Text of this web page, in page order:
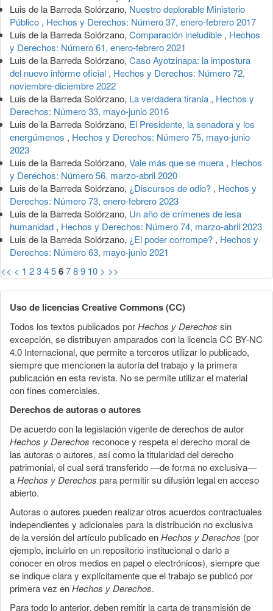
Luis de la Barreda Solórzano, Nuestro deplorable Ministerio
Público , Hechos y Derechos: Número 37, enero-febrero 2017
Luis de la Barreda Solórzano, Comparación ineludible , Hechos
y Derechos: Número 61, enero-febrero 2021
Luis de la Barreda Solórzano, Caso Ayotzinapa: la impostura
del nuevo informe oficial , Hechos y Derechos: Número 72,
noviembre-diciembre 2022
Luis de la Barreda Solórzano, La verdadera tiranía , Hechos y
Derechos: Número 33, mayo-junio 2016
Luis de la Barreda Solórzano, El Presidente, la senadora y los
energúmenos , Hechos y Derechos: Número 75, mayo-junio
2023
Luis de la Barreda Solórzano, Vale más que se muera , Hechos
y Derechos: Número 56, marzo-abril 2020
Luis de la Barreda Solórzano, ¿Discursos de odio? , Hechos y
Derechos: Número 73, enero-febrero 2023
Luis de la Barreda Solórzano, Un año de crímenes de lesa
humanidad , Hechos y Derechos: Número 74, marzo-abril 2023
Luis de la Barreda Solórzano, ¿El poder corrompe? , Hechos y
Derechos: Número 63, mayo-junio 2021
<< < 1 23456789 10 > >>
Uso de licencias Creative Commons (CC)
Todos los textos publicados porHechos y Derechos sin
excepción, se distribuyen amparados con la licencia CC BY-NC
4.0 Internacional, que permite a terceros utilizar lo publicado,
siempre que mencionen la autoría del trabajo y la primera
publicación en esta revista. No se permite utilizar el material
con fines comerciales.
Derechos de autoras o autores
De acuerdo con la legislación vigente de derechos de autor
Hechos y Derechos reconoce y respeta el derecho moral de
las autoras o autores, así como la titularidad del derecho
patrimonial, el cual será transferido —de forma no exclusiva—
aHechos y Derechos para permitir su difusión legal en acceso
abierto.
Autoras o autores pueden realizar otros acuerdos contractuales
independientes y adicionales para la distribución no exclusiva
de la versión del artículo publicado enHechos y Derechos (por
ejemplo, incluirlo en un repositorio institucional o darlo a
conocer en otros medios en papel o electrónicos), siempre que
se indique clara y explícitamente que el trabajo se publicó por
primera vez enHechos y Derechos.
Para todo lo anterior, deben remitir la carta de transmisión de